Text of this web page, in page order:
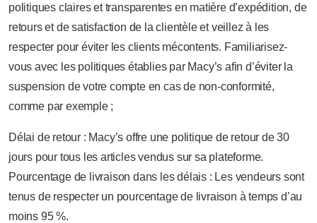
politiques claires et transparentes en matière d’expédition, de
retours et de satisfaction de la clientèle et veillez à les
respecter pour éviter les clients mécontents. Familiarisez-
vous avec les politiques établies par Macy’s afin d’éviter la
suspension de votre compte en cas de non-conformité,
comme par exemple ;
Délai de retour : Macy’s offre une politique de retour de 30
jours pour tous les articles vendus sur sa plateforme.
Pourcentage de livraison dans les délais : Les vendeurs sont
tenus de respecter un pourcentage de livraison à temps d’au
moins 95 %.